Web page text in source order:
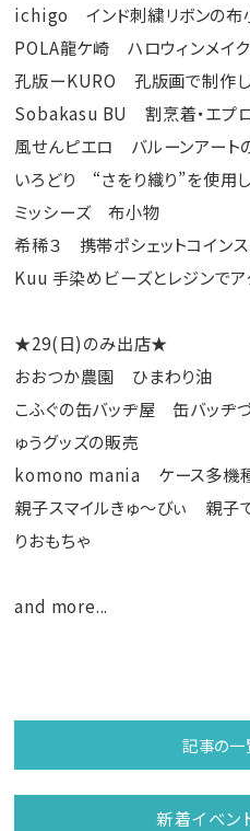
ichigo インド刺繍リボンの布
POLA龍ケ崎 ハロウィンメイク
孔版ーKURO 孔版画で制作
Sobakasu BU 割烹着・エプロ
風せんピエロ バルーンアート
いろどり “さをり織り”を使用
ミッシーズ 布小物
希稀３ 携帯ポシェットコイン
Kuu 手染めビーズとレジンで
★29(日)のみ出店★
おおつか農園 ひまわり油
こふぐの缶バッヂ屋 缶バッヂづ
ゅうグッズの販売
komono mania ケース多機
親子スマイルきゅ～びぃ 親子
りおもちゃ
and more...
記事の一
新着イベン